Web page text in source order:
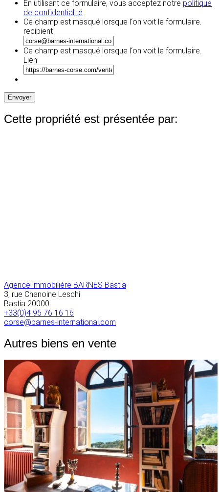
En utilisant ce formulaire, vous acceptez notre politique
de confidentialité.
Ce champ est masqué lorsque l‘on voit le formulaire.
recipient
Ce champ est masqué lorsque l‘on voit le formulaire.
Lien
Envoyer
Cette propriété est présentée par:
Agence immobilière BARNES Bastia
3, rue Chanoine Leschi
Bastia 20000
+33(0)4 95 76 16 16
corse@barnes-international.com
Autres biens en vente